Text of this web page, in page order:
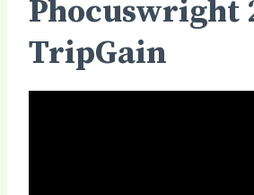
Phocuswright
TripGain